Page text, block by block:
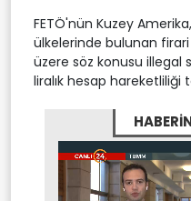
FETÖ'nün Kuzey
ülkelerinde bulunan
üzere söz konusu illegal
liralık hesap hareketliliği